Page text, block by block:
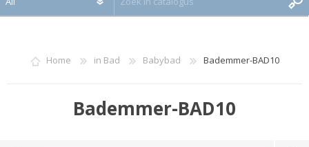
Home in Bad Babybad Bademmer-BAD10
Bademmer-BAD10